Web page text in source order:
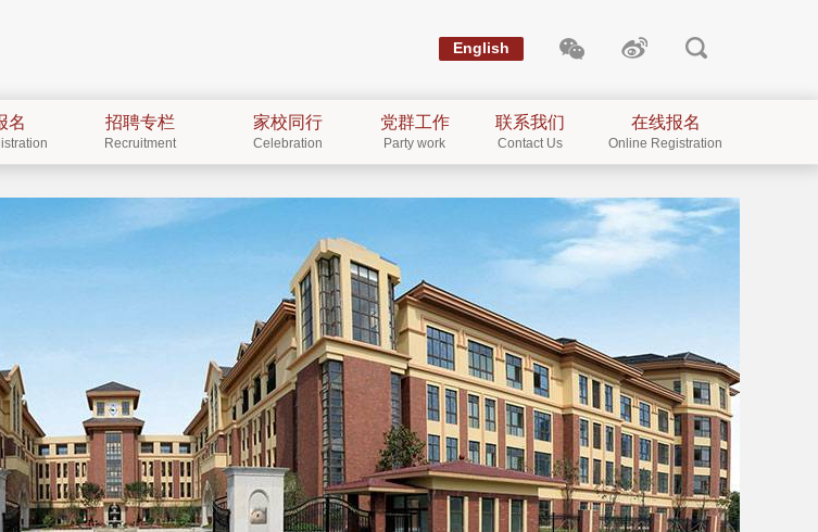
English
名 招聘专栏
Recruitment
家校同行
Celebration
党群工作
Party work
联系我们
Contact Us
在线报名
Online Registration